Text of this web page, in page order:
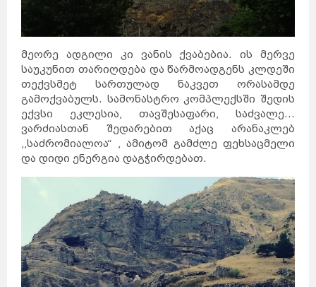
მეორე ადგილი კი ვანის ქვაბებია. ის მერვე
საუკუნით თარიღდება და წარმოადგენს კლდეში
თექვსმეტ სართულად ნაკვეთ ორასამდე
გამოქვაბულს. სამონასტრო კომპლექსში შედის
ექვსი ეკლესია, თავშესაფარი, საძვალე...
ვარძიასთან შედარებით აქაც არანაკლებ
,,საძრომიალოა“ , ამიტომ გამძლე ფეხსაცმელი
და დიდი ენერგია დაგჭირდებათ.